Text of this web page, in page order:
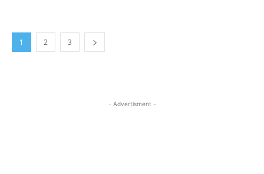
1 2 3
- Advertisment -